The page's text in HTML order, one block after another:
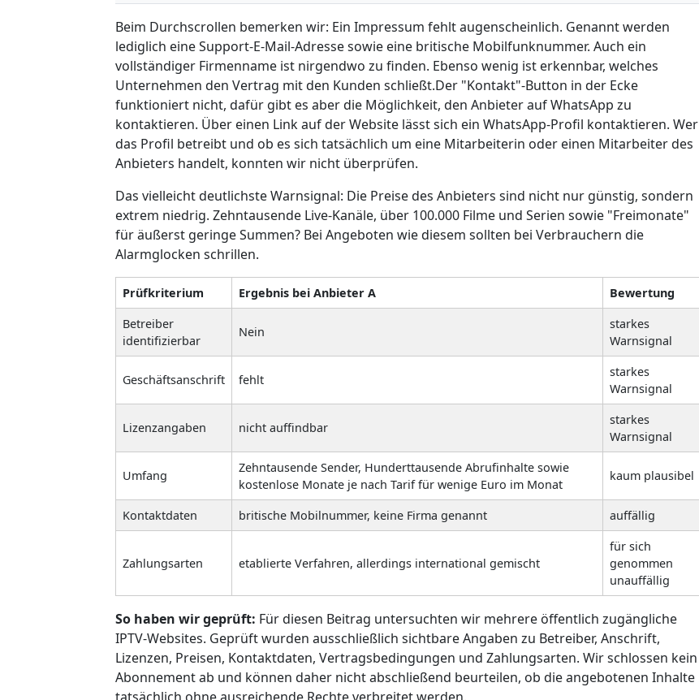
Beim Durchscrollen bemerken wir: Ein Impressum fehlt augenscheinlich. Genannt werden
lediglich eine Support-E-Mail-Adresse sowie eine britische Mobilfunknummer. Auch ein
vollständiger Firmenname ist nirgendwo zu finden. Ebenso wenig ist erkennbar, welches
Unternehmen den Vertrag mit den Kunden schließt.Der "Kontakt"-Button in der Ecke
funktioniert nicht, dafür gibt es aber die Möglichkeit, den Anbieter auf WhatsApp zu
kontaktieren. Über einen Link auf der Website lässt sich ein WhatsApp-Profil kontaktieren. Wer
das Profil betreibt und ob es sich tatsächlich um eine Mitarbeiterin oder einen Mitarbeiter des
Anbieters handelt, konnten wir nicht überprüfen.
Das vielleicht deutlichste Warnsignal: Die Preise des Anbieters sind nicht nur günstig, sondern
extrem niedrig. Zehntausende Live-Kanäle, über 100.000 Filme und Serien sowie "Freimonate"
für äußerst geringe Summen? Bei Angeboten wie diesem sollten bei Verbrauchern die
Alarmglocken schrillen.
Prüfkriterium Ergebnis bei Anbieter A
Bewertung
Betreiber
identifizierbar
Nein
starkes
Warnsignal
Geschäftsanschrift fehlt
starkes
Warnsignal
Lizenzangaben nicht auffindbar
starkes
Warnsignal
Umfang
Zehntausende Sender, Hunderttausende Abrufinhalte sowie
kostenlose Monate je nach Tarif für wenige Euro im Monat
kaum plausibel
Kontaktdaten britische Mobilnummer, keine Firma genannt auffällig
Zahlungsarten etablierte Verfahren, allerdings international gemischt
für sich
genommen
unauffällig
So haben wir geprüft: Für diesen Beitrag untersuchten wir mehrere öffentlich zugängliche
IPTV-Websites. Geprüft wurden ausschließlich sichtbare Angaben zu Betreiber, Anschrift,
Lizenzen, Preisen, Kontaktdaten, Vertragsbedingungen und Zahlungsarten. Wir schlossen kein
Abonnement ab und können daher nicht abschließend beurteilen, ob die angebotenen Inhalte